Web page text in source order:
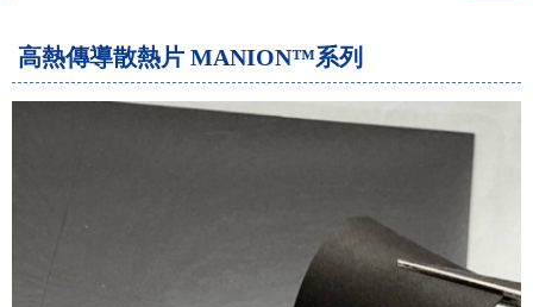
高熱傳導散熱片 MANION™系列